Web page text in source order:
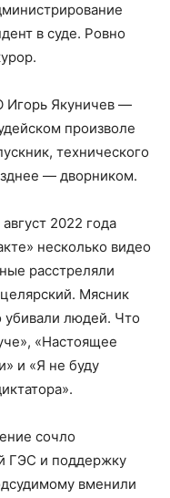
в суде. Ровно
Игорь Якуничев —
произволе
технического
— дворником.
2022 года
несколько видео
расстреляли
Мясник
убивали людей. Что
«Настоящее
и «Я не буду
сочло
ГЭС и поддержку
вменили